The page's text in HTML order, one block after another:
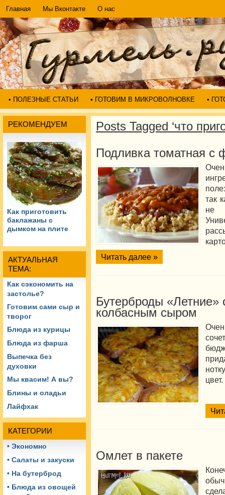
Главная Мы Вконтакте О нас
• ПОЛЕЗНЫЕ СТАТЬИ • ГОТОВИМ В МИКРОВОЛНОВКЕ •
РЕКОМЕНДУЕМ
Как приготовить
баклажаны с
дымком на плите
АКТУАЛЬНАЯ
ТЕМА:
Как сэкономить на
застолье?
Готовим сами сыр и
творог
Блюда из курицы
Блюда из фарша
Выпечка без
духовки
Мы квасим! А вы?
Блины и оладьи
Лайфхак
КАТЕГОРИИ
• Экономно
• Салаты и закуски
• На бутерброд
• Блюда из овощей
Posts Tagged ‘что
Подливка томатная с
так
не
Читать далее »
Бутерброды «Летние»
колбасным сыром
Омлет в пакете